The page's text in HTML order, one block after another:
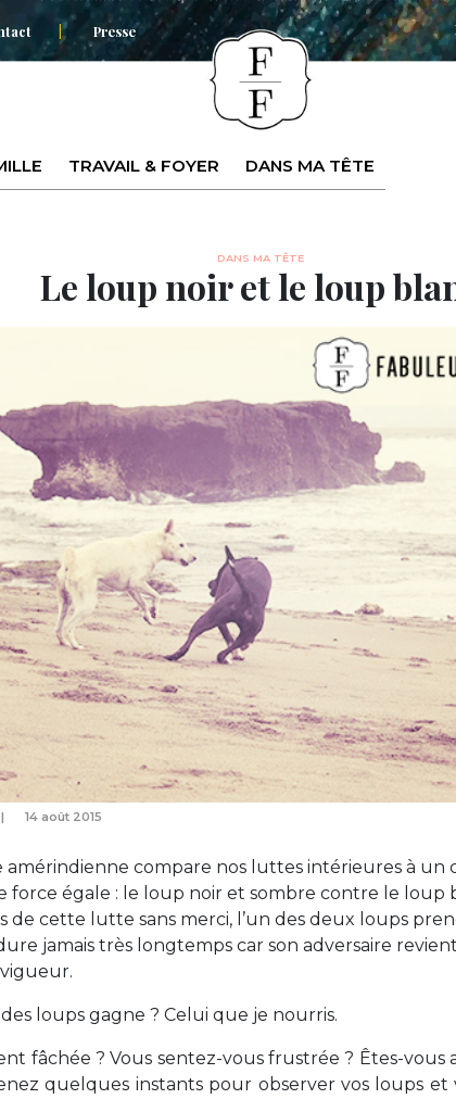
Presse
TRAVAIL & FOYER DANS MA TÊTE
DANS MA TÊTE
Le loup noir et le loup
14 août 2015
amérindienne compare nos luttes intérieures à un
force égale : le loup noir et sombre contre le loup
de cette lutte sans merci, l’un des deux loups
jamais très longtemps car son adversaire
loups gagne ? Celui que je nourris.
fâchée ? Vous sentez-vous frustrée ? Êtes-vous
quelques instants pour observer vos loups et